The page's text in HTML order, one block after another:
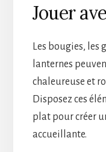
Jouer
Les bougies, les
lanternes
chaleureuse et
Disposez ces
plat pour créer
accueillante.